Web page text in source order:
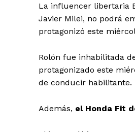
La influencer libertaria
Javier Milei, no podrá
protagonizó este
Rolón fue inhabilitada
protagonizado este
de conducir habilitante.
Además, el Honda Fit